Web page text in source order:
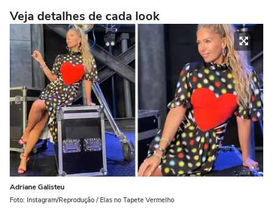
Veja detalhes de cada look
Adriane Galisteu
Foto: Instagram/Reprodução / Elas no Tapete Vermelho